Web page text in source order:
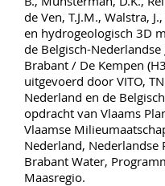
de Ven, T.J.M., Walstra,
en hydrogeologisch 3D
de Belgisch-
Brabant / De Kempen
uitgevoerd door VITO,
Nederland en de
opdracht van Vlaams
Vlaamse
Nederland,
Brabant Water,
Maasregio.